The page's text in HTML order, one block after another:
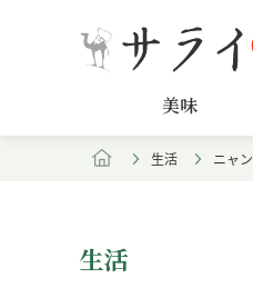
美味
生活 ニャ
生活